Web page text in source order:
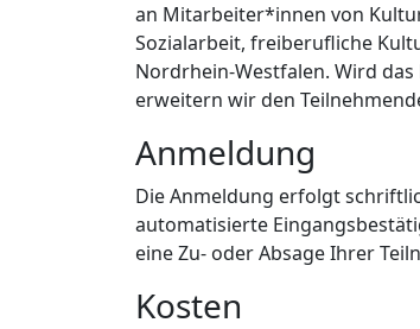
an Mitarbeiter*innen von
Sozialarbeit, freiberufliche
Nordrhein-Westfalen. Wird
erweitern wir den
Anmeldung
Die Anmeldung erfolgt
automatisierte
eine Zu- oder Absage Ihrer
Kosten